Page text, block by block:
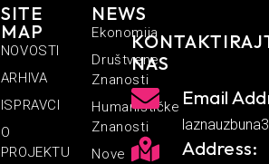
SITE
MAP
NOVOSTI
ARHIVA
ISPRAVCI
O
PROJEKTU
NEWS
Ekonomija
Društvene
Znanosti
Humanističke
Znanosti
Nove
NAS
Email
Address: